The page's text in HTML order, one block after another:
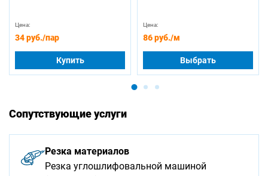
Цена:
34 руб./пар
Купить
Цена:
86 руб./м
Выбрать
Сопутствующие услуги
Резка материалов
Резка углошлифовальной машиной